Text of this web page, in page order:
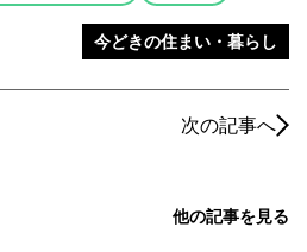
今どきの住まい・暮らし
次の記事へ
他の記事を見る